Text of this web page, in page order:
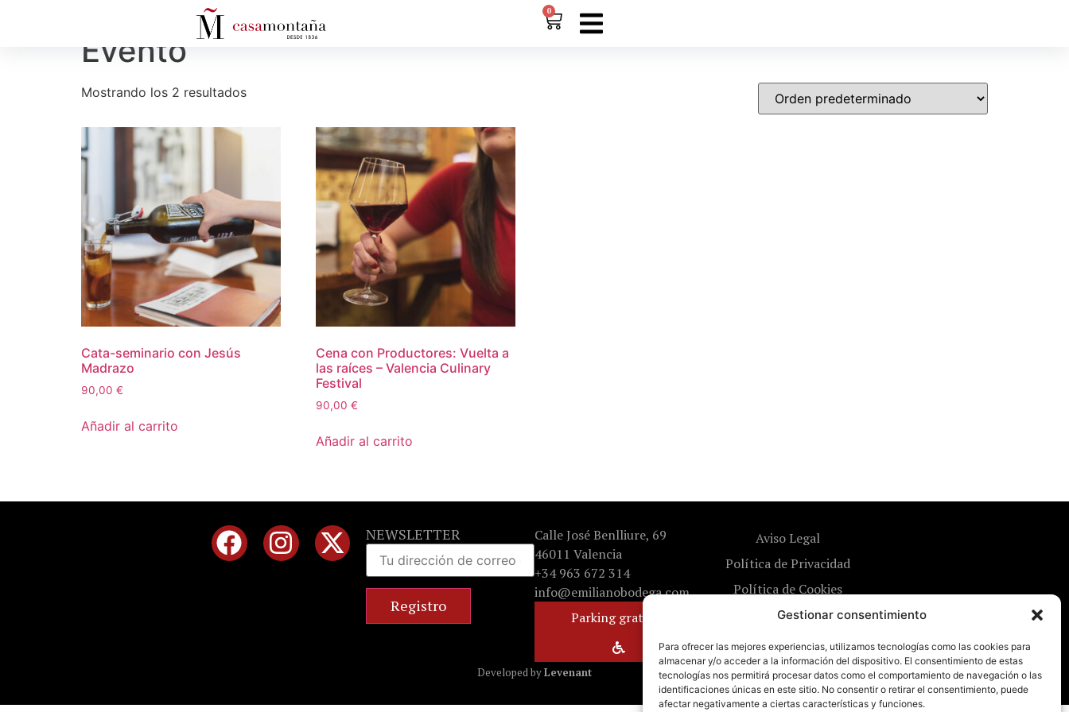
Gestionar consentimiento
Para ofrecer las mejores experiencias, utilizamos tecnologías como las cookies para
almacenar y/o acceder a la información del dispositivo. El consentimiento de estas
tecnologías nos permitirá procesar datos como el comportamiento de navegación o las
identificaciones únicas en este sitio. No consentir o retirar el consentimiento, puede
afectar negativamente a ciertas características y funciones.
0
Evento
Mostrando los 2 resultados
Cata-seminario con Jesús
Madrazo
90,00 €
Añadir al carrito
Cena con Productores: Vuelta a
las raíces – Valencia Culinary
Festival
90,00 €
Añadir al carrito
NEWSLETTER
Calle José Benlliure, 69
46011 Valencia
+34 963 672 314
info@emilianobodega.com
Parking gratuito
Aviso Legal
Política de Privacidad
Política de Cookies
Developed byLevenant